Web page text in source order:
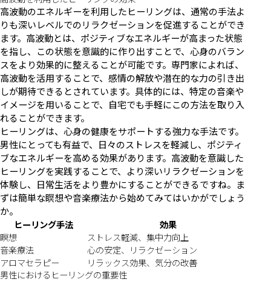
高波動のエネルギーを利用したヒーリングは、通常の手法よ
りも深いレベルでのリラクゼーションを促進することができ
ます。高波動とは、ポジティブなエネルギーが高まった状態
を指し、この状態を意識的に作り出すことで、心身のバラン
スをより効果的に整えることが可能です。専門家によれば、
高波動を活用することで、感情の解放や潜在的な力の引き出
しが期待できるとされています。具体的には、特定の音楽や
イメージを用いることで、自宅でも手軽にこの方法を取り入
れることができます。
ヒーリングは、心身の健康をサポートする強力な手法です。
男性にとっても有益で、日々のストレスを軽減し、ポジティ
ブなエネルギーを高める効果があります。高波動を意識した
ヒーリングを実践することで、より深いリラクゼーションを
体験し、日常生活をより豊かにすることができるですね。ま
ずは簡単な瞑想や音楽療法から始めてみてはいかがでしょう
か。
ヒーリング手法
効果
瞑想
ストレス軽減、集中力向上
音楽療法
心の安定、リラクゼーション
アロマセラピー
リラックス効果、気分の改善
男性におけるヒーリングの重要性